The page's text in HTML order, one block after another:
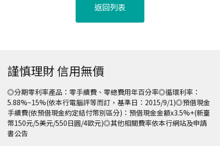
返回列表
謹慎理財 信用無價
◎分期零利率產品：零手續費、零總費用年百分率◎循環利率：
5.88%~15%(依本行電腦評等而訂，基準日：2015/9/1)◎預借現金
手續費(依預借現金約定結付幣別區分)：預借現金金額x3.5%+(新臺
幣150元/5美元/550日圓/4歐元)◎其他相關費率依本行網站及申請
書公告